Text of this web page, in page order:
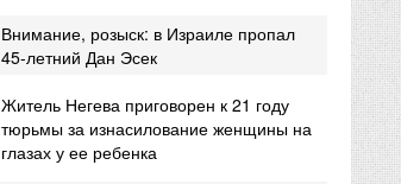
Внимание, розыск: в Израиле пропал
45-летний Дан Эсек
Житель Негева приговорен к 21 году
тюрьмы за изнасилование женщины на
глазах у ее ребенка